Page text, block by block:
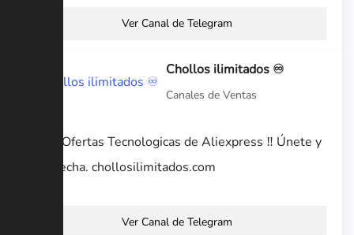
Ver Canal de Telegram
Chollos ilimitados ♾
Canales de Ventas
⚡️ Las Ofertas Tecnologicas de Aliexpress ‼️ Únete y
aprovecha. chollosilimitados.com
Ver Canal de Telegram